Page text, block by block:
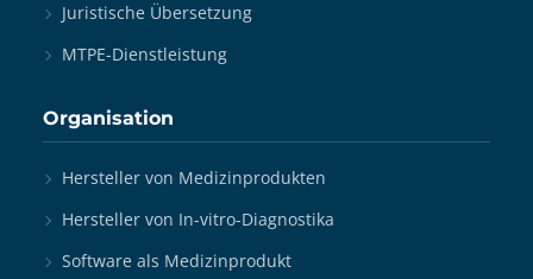
Juristische Übersetzung
MTPE-Dienstleistung
Organisation
Hersteller von Medizinprodukten
Hersteller von In-vitro-Diagnostika
Software als Medizinprodukt